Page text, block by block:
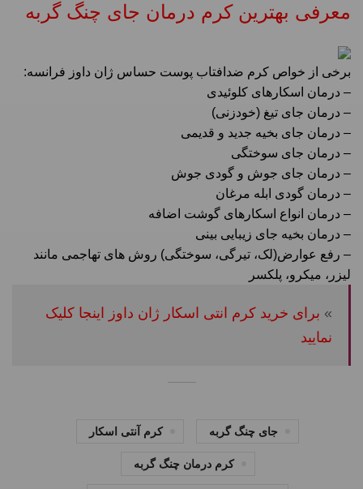
معرفی بهترین کرم درمان جای چنگ گربه
برخی از خواص کرم ضدافتاب پوست حساس ژان داوز فرانسه:
– درمان اسکارهای کلوئیدی
– درمان جای تیغ (خودزنی)
– درمان جای بخیه جدید و قدیمی
– درمان جای سوختگی
– درمان جای جوش و گودی جوش
– درمان گودی ابله مرغان
– درمان انواع اسکارهای گوشت اضافه
– درمان بخیه جای زیبایی بینی
– رفع عوارض(لک، تیرگی، سوختگی) روش های تهاجمی مانند
لیزر، میکرو، پلکسر
» برای خرید کرم انتی اسکار ژان داوز اینجا کلیک
نمایید
جای چنگ گربه کرم آنتی اسکار
کرم درمان چنگ گربه